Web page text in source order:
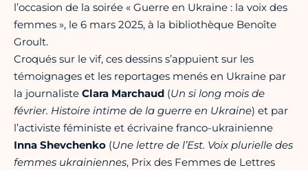
l’occasion de la soirée « Guerre en Ukraine : la voix des
femmes », le 6 mars 2025, à la bibliothèque Benoîte
Groult.
Croqués sur le vif, ces dessins s’appuient sur les
témoignages et les reportages menés en Ukraine par
la journaliste Clara Marchaud (Un si long mois de
février. Histoire intime de la guerre en Ukraine) et par
l’activiste féministe et écrivaine franco-ukrainienne
Inna Shevchenko (Une lettre de l’Est. Voix plurielle des
femmes ukrainiennes, Prix des Femmes de Lettres